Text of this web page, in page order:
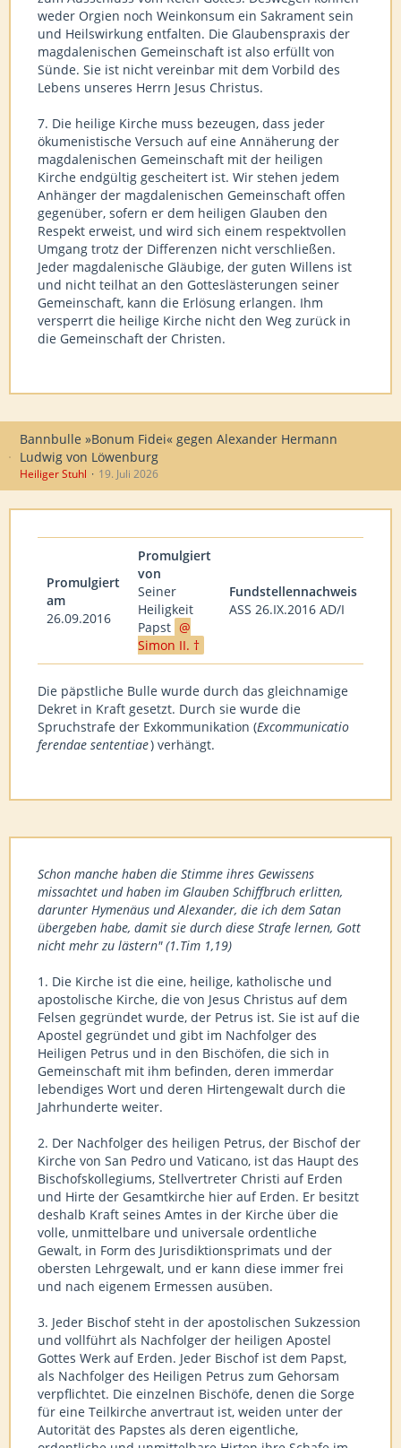
weder Orgien noch Weinkonsum ein Sakrament sein
und Heilswirkung entfalten. Die Glaubenspraxis der
magdalenischen Gemeinschaft ist also erfüllt von
Sünde. Sie ist nicht vereinbar mit dem Vorbild des
Lebens unseres Herrn Jesus Christus.
7. Die heilige Kirche muss bezeugen, dass jeder
ökumenistische Versuch auf eine Annäherung der
magdalenischen Gemeinschaft mit der heiligen
Kirche endgültig gescheitert ist. Wir stehen jedem
Anhänger der magdalenischen Gemeinschaft offen
gegenüber, sofern er dem heiligen Glauben den
Respekt erweist, und wird sich einem respektvollen
Umgang trotz der Differenzen nicht verschließen.
Jeder magdalenische Gläubige, der guten Willens ist
und nicht teilhat an den Gotteslästerungen seiner
Gemeinschaft, kann die Erlösung erlangen. Ihm
versperrt die heilige Kirche nicht den Weg zurück in
die Gemeinschaft der Christen.
Bannbulle »Bonum Fidei« gegen Alexander Hermann
Ludwig von Löwenburg
Heiliger Stuhl 19. Juli 2026
Promulgiert
am
26.09.2016
Promulgiert
von
Seiner
Heiligkeit
Papst
Simon II. †
Fundstellennachweis
ASS 26.IX.2016 AD/I
Die päpstliche Bulle wurde durch das gleichnamige
Dekret in Kraft gesetzt. Durch sie wurde die
Spruchstrafe der Exkommunikation (Excommunicatio
ferendae sententiae) verhängt.
Schon manche haben die Stimme ihres Gewissens
missachtet und haben im Glauben Schiffbruch erlitten,
darunter Hymenäus und Alexander, die ich dem Satan
übergeben habe, damit sie durch diese Strafe lernen, Gott
nicht mehr zu lästern" (1.Tim 1,19)
1. Die Kirche ist die eine, heilige, katholische und
apostolische Kirche, die von Jesus Christus auf dem
Felsen gegründet wurde, der Petrus ist. Sie ist auf die
Apostel gegründet und gibt im Nachfolger des
Heiligen Petrus und in den Bischöfen, die sich in
Gemeinschaft mit ihm befinden, deren immerdar
lebendiges Wort und deren Hirtengewalt durch die
Jahrhunderte weiter.
2. Der Nachfolger des heiligen Petrus, der Bischof der
Kirche von San Pedro und Vaticano, ist das Haupt des
Bischofskollegiums, Stellvertreter Christi auf Erden
und Hirte der Gesamtkirche hier auf Erden. Er besitzt
deshalb Kraft seines Amtes in der Kirche über die
volle, unmittelbare und universale ordentliche
Gewalt, in Form des Jurisdiktionsprimats und der
obersten Lehrgewalt, und er kann diese immer frei
und nach eigenem Ermessen ausüben.
3. Jeder Bischof steht in der apostolischen Sukzession
und vollführt als Nachfolger der heiligen Apostel
Gottes Werk auf Erden. Jeder Bischof ist dem Papst,
als Nachfolger des Heiligen Petrus zum Gehorsam
verpflichtet. Die einzelnen Bischöfe, denen die Sorge
für eine Teilkirche anvertraut ist, weiden unter der
Autorität des Papstes als deren eigentliche,